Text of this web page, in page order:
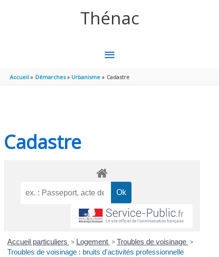
Thénac
MENU
PRINCIPAL
Accueil Démarches Urbanisme Cadastre
Cadastre
Accueil particuliers > Logement > Troubles de voisinage >
Troubles de voisinage : bruits d'activités professionnelle